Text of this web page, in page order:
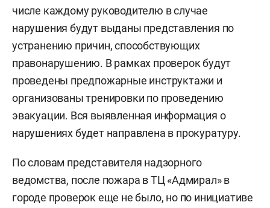
числе каждому руководителю в случае
нарушения будут выданы представления по
устранению причин, способствующих
правонарушению. В рамках проверок будут
проведены предпожарные инструктажи и
организованы тренировки по проведению
эвакуации. Вся выявленная информация о
нарушениях будет направлена в прокуратуру.
По словам представителя надзорного
ведомства, после пожара в ТЦ «Адмирал» в
городе проверок еще не было, но по инициативе